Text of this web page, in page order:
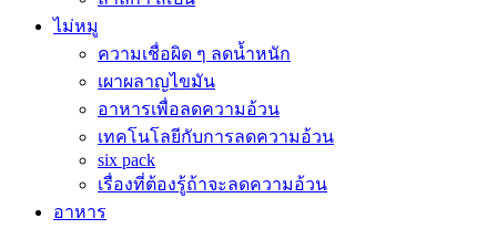
ไม่หมู
ความเชื่อผิด ๆ ลดน้ำหนัก
เผาผลาญไขมัน
อาหารเพื่อลดความอ้วน
เทคโนโลยีกับการลดความอ้วน
six pack
เรื่องที่ต้องรู้ถ้าจะลดความอ้วน
อาหาร